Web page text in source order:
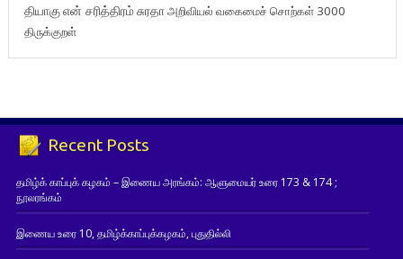
தியாகுஎன் சரித்திரம்சுரதாஅறிவியல் வகைமைச் சொற்கள் 3000
திருக்குறள்
Recent Posts
தமிழ்க் காப்புக் கழகம் – இணைய அரங்கம்: ஆளுமையர் உரை 173 & 174 ;
நூலரங்கம்
இணைய உரை 10, தமிழ்க்காப்புக்கழகம், புதுதில்லி